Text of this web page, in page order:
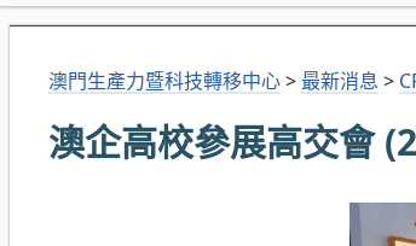
澳門生產力暨科技轉移中心> 最新消息 >
澳企高校參展高交會